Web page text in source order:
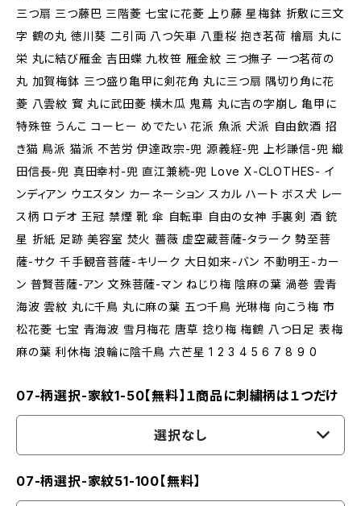
三つ扇 三つ藤巴 三階菱 七宝に花菱 上り藤 星梅鉢 折敷に三文
字 鶴の丸 徳川葵 二引両 八つ矢車 八重桜 抱き茗荷 檜扇 丸に
栄 丸に結び雁金 吉田蝶 九枚笹 雁金紋 三つ撫子 一つ茗荷の
丸 加賀梅鉢 三つ盛り亀甲に剣花角 丸に三つ扇 隅切り角に花
菱 八雲紋 寳 丸に武田菱 横木瓜 鬼蔦 丸に吉の字崩し 亀甲に
特殊笹 うんこ コーヒー めでたい 花派 魚派 犬派 自由飲酒 招
き猫 鳥派 猫派 不苦労 伊達政宗-兜 源義経-兜 上杉謙信-兜 織
田信長-兜 真田幸村-兜 直江兼続-兜 Love X-CLOTHES- イ
ンディアン ウエスタン カーネーション スカル ハート ボス犬 レー
ス柄 ロデオ 王冠 禁煙 靴 傘 自転車 自由の女神 手裏剣 酒 銃
星 折紙 足跡 美容室 焚火 薔薇 虚空蔵菩薩-タラーク 勢至菩
薩-サク 千手観音菩薩-キリーク 大日如来-バン 不動明王-カー
ン 普賢菩薩-アン 文殊菩薩-マン ねじり梅 陰麻の葉 渦巻 雲青
海波 雲紋 丸に千鳥 丸に麻の葉 五つ千鳥 光琳梅 向こう梅 市
松花菱 七宝 青海波 雪月梅花 唐草 捻り梅 梅鶴 八つ日足 表梅
麻の葉 利休梅 浪輪に陰千鳥 六芒星 1 2 3 4 5 6 7 8 9 0
07-柄選択-家紋1-50【無料】１商品に刺繍柄は１つだけ
選択なし
07-柄選択-家紋51-100【無料】